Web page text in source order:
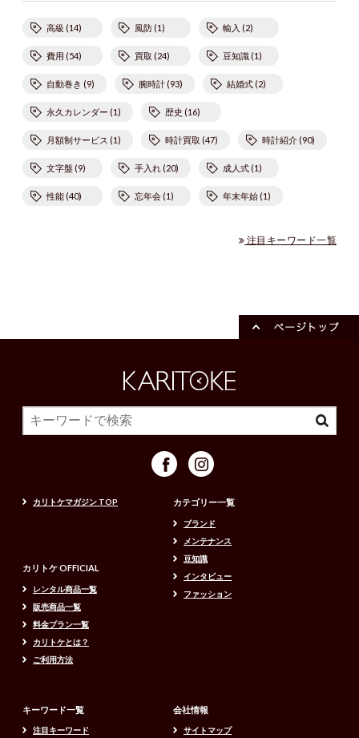
高級 (14) 風防 (1) 輸入 (2)
費用 (54) 買取 (24) 豆知識 (1)
自動巻き (9) 腕時計 (93) 結婚式 (2)
永久カレンダー (1) 歴史 (16)
月額制サービス (1) 時計買取 (47) 時計紹介 (90)
文字盤 (9) 手入れ (20) 成人式 (1)
性能 (40) 忘年会 (1) 年末年始 (1)
注目キーワード一覧
カリトケマガジン TOP
カリトケ OFFICIAL
レンタル商品一覧
販売商品一覧
料金プラン一覧
カリトケとは？
ご利用方法
カテゴリー一覧
ブランド
メンテナンス
豆知識
インタビュー
ファッション
キーワード一覧
注目キーワード
会社情報
サイトマップ